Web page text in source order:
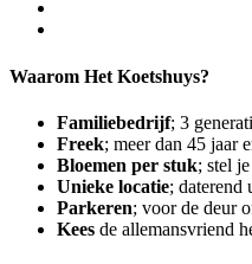
Waarom Het Koetshuys?
Familiebedrijf; 3
Freek; meer dan 45 jaar
Bloemen per stuk; stel
Unieke locatie; daterend
Parkeren; voor de deur
Kees de allemansvriend